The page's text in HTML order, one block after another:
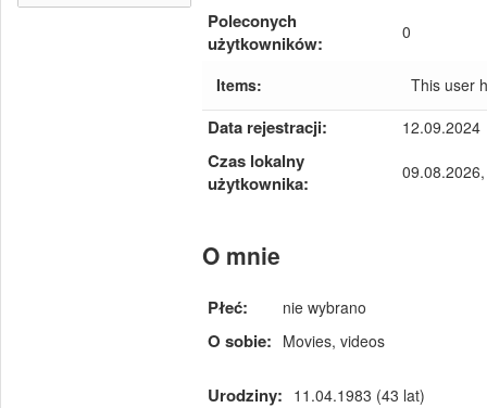
Poleconych
użytkowników:
0
Items: This user
Data rejestracji: 12.09.2024
Czas lokalny
użytkownika:
O mnie
Płeć: nie wybrano
O sobie: Movies, videos
Urodziny: 11.04.1983 (43 lat)